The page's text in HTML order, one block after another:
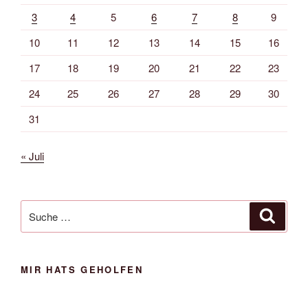
3
4 5 6 7 8
9
10
11 12 13 14 15
16
17
18 19 20 21 22
23
24
25 26 27 28 29
30
31
« Juli
nach:
MIR HATS GEHOLFEN